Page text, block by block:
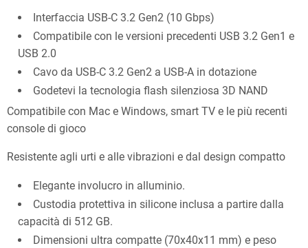
Interfaccia USB-C 3.2 Gen2 (10 Gbps)
Compatibile con le versioni precedenti USB 3.2 Gen1 e
USB 2.0
Cavo da USB-C 3.2 Gen2 a USB-A in dotazione
Godetevi la tecnologia flash silenziosa 3D NAND
Compatibile con Mac e Windows, smart TV e le più recenti
console di gioco
Resistente agli urti e alle vibrazioni e dal design compatto
Elegante involucro in alluminio.
Custodia protettiva in silicone inclusa a partire dalla
capacità di 512 GB.
Dimensioni ultra compatte (70x40x11 mm) e peso